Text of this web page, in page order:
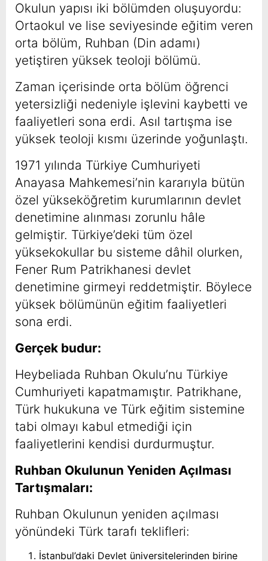
Okulun yapısı iki bölümden oluşuyordu:
Ortaokul ve lise seviyesinde eğitim veren
orta bölüm, Ruhban (Din adamı)
yetiştiren yüksek teoloji bölümü.
Zaman içerisinde orta bölüm öğrenci
yetersizliği nedeniyle işlevini kaybetti ve
faaliyetleri sona erdi. Asıl tartışma ise
yüksek teoloji kısmı üzerinde yoğunlaştı.
1971 yılında Türkiye Cumhuriyeti
Anayasa Mahkemesi’nin kararıyla bütün
özel yükseköğretim kurumlarının devlet
denetimine alınması zorunlu hâle
gelmiştir. Türkiye’deki tüm özel
yüksekokullar bu sisteme dâhil olurken,
Fener Rum Patrikhanesi devlet
denetimine girmeyi reddetmiştir. Böylece
yüksek bölümünün eğitim faaliyetleri
sona erdi.
Gerçek budur:
Heybeliada Ruhban Okulu’nu Türkiye
Cumhuriyeti kapatmamıştır. Patrikhane,
Türk hukukuna ve Türk eğitim sistemine
tabi olmayı kabul etmediği için
faaliyetlerini kendisi durdurmuştur.
Ruhban Okulunun Yeniden Açılması
Tartışmaları:
Ruhban Okulunun yeniden açılması
yönündeki Türk tarafı teklifleri:
İstanbul’daki Devlet üniversitelerinden birine